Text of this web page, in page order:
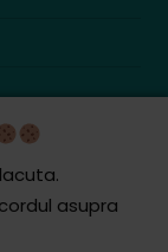
asupra